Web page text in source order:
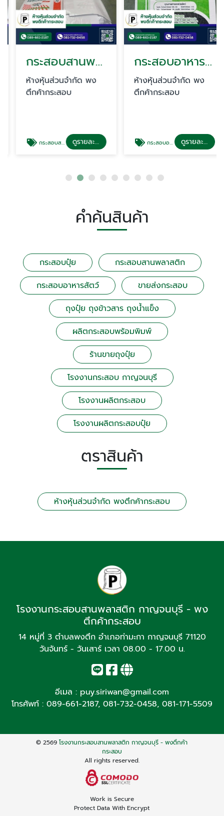
กระสอบสานพลาสติก
ห้างหุ้นส่วนจำกัด พง
ตึกค้ากระสอบ
กระสอบสานพลาสติก ดูรายละเอียด
กระสอบอาหารสัตว์
ห้างหุ้นส่วนจำกัด พง
ตึกค้ากระสอบ
กระสอบอาหารสัตว์ ดูรายละเอียด
คำค้นสินค้า
กระสอบปุ๋ย
กระสอบสานพลาสติก
กระสอบอาหารสัตว์
ขายส่งกระสอบ
ถุงปุ๋ย ถุงข้าวสาร ถุงน้ำแข็ง
ผลิตกระสอบพร้อมพิมพ์
ร้านขายถุงปุ๋ย
โรงงานกระสอบ กาญจนบุรี
โรงงานผลิตกระสอบ
โรงงานผลิตกระสอบปุ๋ย
ตราสินค้า
ห้างหุ้นส่วนจำกัด พงตึกค้ากระสอบ
โรงงานกระสอบสานพลาสติก กาญจนบุรี - พง
ตึกค้ากระสอบ
14 หมู่ที่ 3 ตำบลพงตึก อำเภอท่ามะกา กาญจนบุรี 71120
วันจันทร์ - วันเสาร์ เวลา 08.00 - 17.00 น.
อีเมล : puy.siriwan@gmail.com
โทรศัพท์ : 089-661-2187, 081-732-0458, 081-171-5509
© 2569โรงงานกระสอบสานพลาสติก กาญจนบุรี - พงตึกค้า
กระสอบ
All rights reserved.
Work is Secure
Protect Data With Encrypt